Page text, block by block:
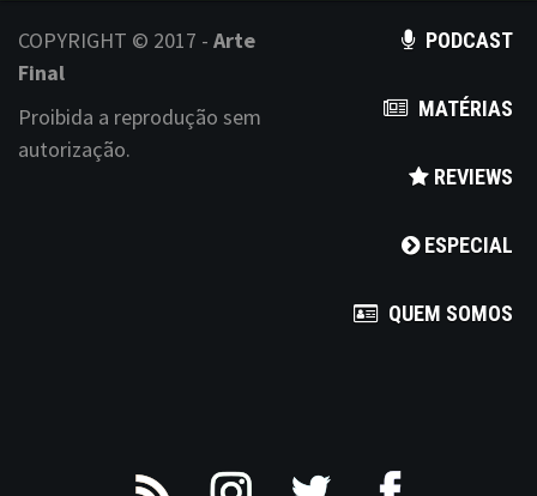
COPYRIGHT © 2017 - Arte
Final
Proibida a reprodução sem
autorização.
PODCAST
MATÉRIAS
REVIEWS
ESPECIAL
QUEM SOMOS